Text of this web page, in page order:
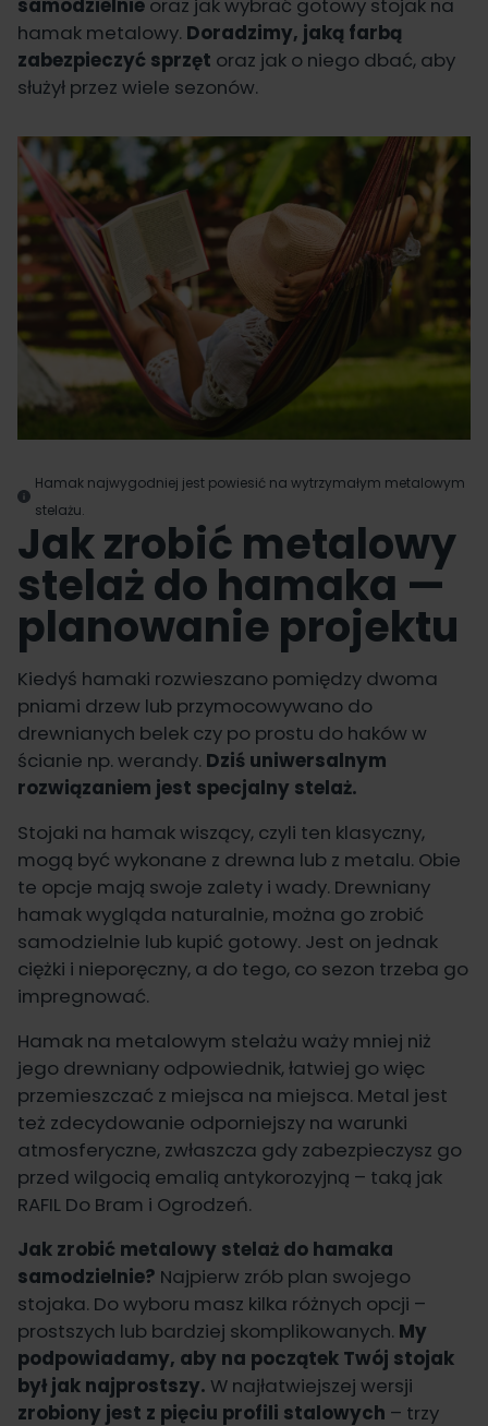
samodzielnie oraz jak wybrać gotowy stojak na
hamak metalowy. Doradzimy, jaką farbą
zabezpieczyć sprzęt oraz jak o niego dbać, aby
służył przez wiele sezonów.
Hamak najwygodniej jest powiesić na wytrzymałym metalowym
stelażu.
Jak zrobić metalowy
stelaż do hamaka —
planowanie projektu
Kiedyś hamaki rozwieszano pomiędzy dwoma
pniami drzew lub przymocowywano do
drewnianych belek czy po prostu do haków w
ścianie np. werandy. Dziś uniwersalnym
rozwiązaniem jest specjalny stelaż.
Stojaki na hamak wiszący, czyli ten klasyczny,
mogą być wykonane z drewna lub z metalu. Obie
te opcje mają swoje zalety i wady. Drewniany
hamak wygląda naturalnie, można go zrobić
samodzielnie lub kupić gotowy. Jest on jednak
ciężki i nieporęczny, a do tego, co sezon trzeba go
impregnować.
Hamak na metalowym stelażu waży mniej niż
jego drewniany odpowiednik, łatwiej go więc
przemieszczać z miejsca na miejsca. Metal jest
też zdecydowanie odporniejszy na warunki
atmosferyczne, zwłaszcza gdy zabezpieczysz go
przed wilgocią emalią antykorozyjną – taką jak
RAFIL Do Bram i Ogrodzeń.
Jak zrobić metalowy stelaż do hamaka
samodzielnie? Najpierw zrób plan swojego
stojaka. Do wyboru masz kilka różnych opcji –
prostszych lub bardziej skomplikowanych. My
podpowiadamy, aby na początek Twój stojak
był jak najprostszy. W najłatwiejszej wersji
zrobiony jest z pięciu profili stalowych – trzy